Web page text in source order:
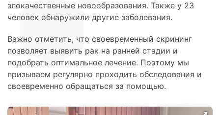
злокачественные новообразования. Также у 23
человек обнаружили другие заболевания.
Важно отметить, что своевременный скрининг
позволяет выявить рак на ранней стадии и
подобрать оптимальное лечение. Поэтому мы
призываем регулярно проходить обследования и
своевременно обращаться за помощью.